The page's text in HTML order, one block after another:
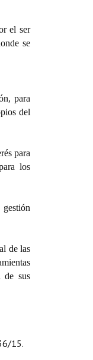
el ser
se
para
del
para
los
de las
de sus
15.